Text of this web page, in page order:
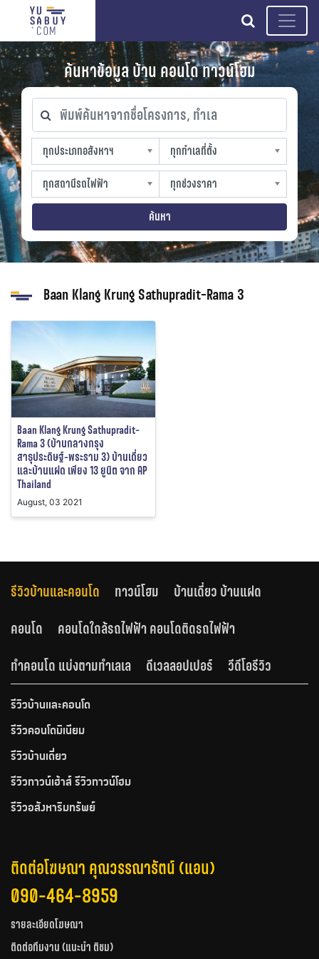
search
ค้นหาข้อมูล บ้าน คอนโด ทาวน์โฮม
พิมพ์ค้นหาจากชื่อโครงการ, ทำเล
ทุกประเภทอสังหาฯ
ทุกประเภทอสังหาฯ
sproperty
ทุกทำเลที่ตั้ง
ทุกทำเลที่ตั้ง
slocation
ทุกสถานีรถไฟฟ้า
ทุกสถานีรถไฟฟ้า
strain-station
ทุกช่วงราคา
ทุกช่วงราคา
sprice
ค้นหา
Baan Klang Krung Sathupradit-Rama 3
Baan Klang Krung Sathupradit-
Rama 3 (บ้านกลางกรุง
สาธุประดิษฐ์-พระราม 3) บ้านเดี่ยว
และบ้านแฝด เพียง 13 ยูนิต จาก AP
Thailand
August, 03 2021
รีวิวบ้านและคอนโด ทาวน์โฮม
บ้านเดี่ยว บ้านแฝด
คอนโด
คอนโดใกล้รถไฟฟ้า คอนโดติดรถไฟฟ้า
ทำคอนโด แบ่งตามทำเลเล
ดีเวลลอปเปอร์ วีดีโอรีวิว
รีวิวบ้านและคอนโด
รีวิวคอนโดมิเนียม
รีวิวบ้านเดี่ยว
รีวิวทาวน์เฮ้าส์ รีวิวทาวน์โฮม
รีวิวอสังหาริมทรัพย์
ติดต่อโฆษณา คุณวรรณารัตน์ (แอน)
090-464-8959
รายละเอียดโฆษณา
ติดต่อทีมงาน (แนะนำ ติชม)